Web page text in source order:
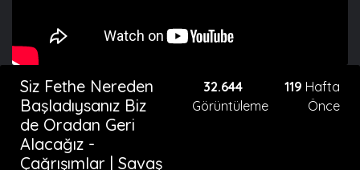
Siz Fethe Nereden
Başladıysanız Biz
de Oradan Geri
Alacağız -
Çağrışımlar | Savaş
32.644
Görüntüleme
119 Hafta
Önce